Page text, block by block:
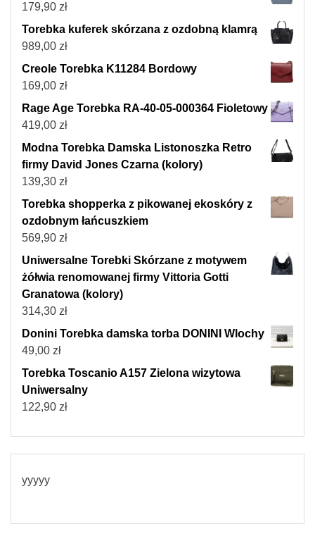
179,90 zł
Torebka kuferek skórzana z ozdobną klamrą
989,00 zł
Creole Torebka K11284 Bordowy
169,00 zł
Rage Age Torebka RA-40-05-000364 Fioletowy
419,00 zł
Modna Torebka Damska Listonoszka Retro
firmy David Jones Czarna (kolory)
139,30 zł
Torebka shopperka z pikowanej ekoskóry z
ozdobnym łańcuszkiem
569,90 zł
Uniwersalne Torebki Skórzane z motywem
żółwia renomowanej firmy Vittoria Gotti
Granatowa (kolory)
314,30 zł
Donini Torebka damska torba DONINI Wlochy
49,00 zł
Torebka Toscanio A157 Zielona wizytowa
Uniwersalny
122,90 zł
yyyyy